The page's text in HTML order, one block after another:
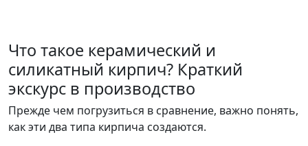
Что такое керамический и
силикатный кирпич? Краткий
экскурс в производство
Прежде чем погрузиться в сравнение, важно понять,
как эти два типа кирпича создаются.